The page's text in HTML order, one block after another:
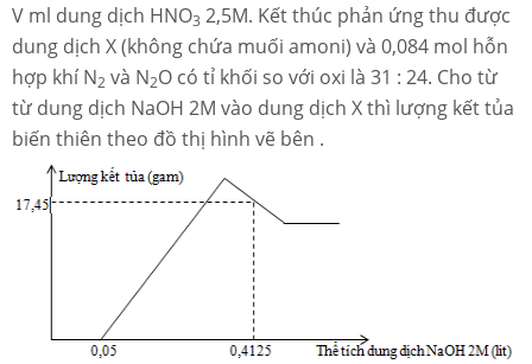
V ml dung dịch HNO3 2,5M. Kết thúc phản ứng thu được
dung dịch X (không chứa muối amoni) và 0,084 mol hỗn
hợp khí N2 và N2O có tỉ khối so với oxi là 31 : 24. Cho từ
từ dung dịch NaOH 2M vào dung dịch X thì lượng kết tủa
biến thiên theo đồ thị hình vẽ bên .